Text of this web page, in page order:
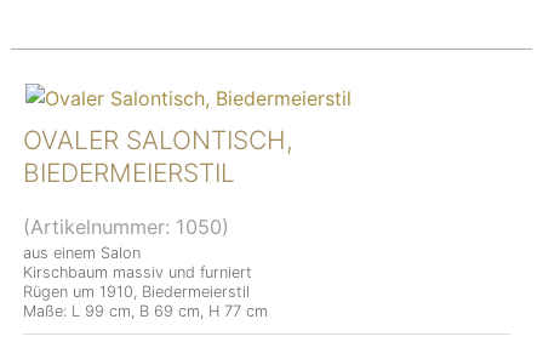
OVALER SALONTISCH,
BIEDERMEIERSTIL
(Artikelnummer: 1050)
aus einem Salon
Kirschbaum massiv und furniert
Rügen um 1910, Biedermeierstil
Maße: L 99 cm, B 69 cm, H 77 cm